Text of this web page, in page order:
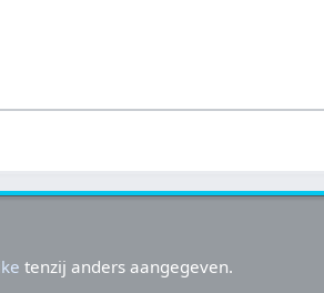
tenzij anders aangegeven.